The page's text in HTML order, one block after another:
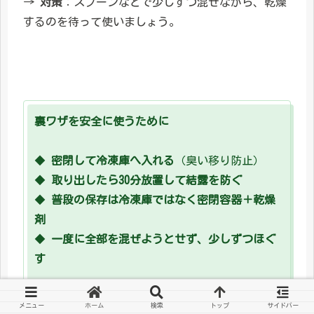
するのを待って使いましょう。
裏ワザを安全に使うために
◆ 密閉して冷凍庫へ入れる
（臭い移り防止）
◆ 取り出したら30分放置して結露を防ぐ
◆ 普段の保存は冷凍庫ではなく密閉容器＋乾燥
剤
◆ 一度に全部を混ぜようとせず、少しずつほぐ
す
メニュー ホーム 検索 トップ サイドバー